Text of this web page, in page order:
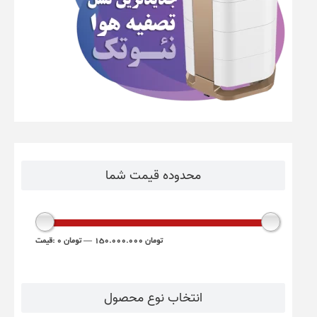
محدوده قیمت شما
قیمت: 0 تومان— 150.000.000 تومان
انتخاب نوع محصول